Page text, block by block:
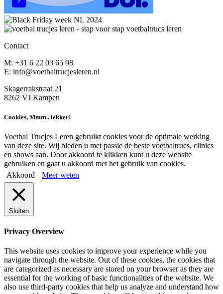
Contact
M: +31 6 22 03 65 98
E: info@voetbaltrucjesleren.nl
Skagerrakstraat 21
8262 VJ Kampen
Cookies, Mmm.. lekker!
Voetbal Trucjes Leren gebruikt cookies voor de optimale werking
van deze site. Wij bieden u met passie de beste voetbaltrucs, clinics
en shows aan. Door akkoord te klikken kunt u deze website
gebruiken en gaat u akkoord met het gebruik van cookies.
Akkoord
Meer weten
Sluiten
Privacy Overview
This website uses cookies to improve your experience while you
navigate through the website. Out of these cookies, the cookies that
are categorized as necessary are stored on your browser as they are
essential for the working of basic functionalities of the website. We
also use third-party cookies that help us analyze and understand how